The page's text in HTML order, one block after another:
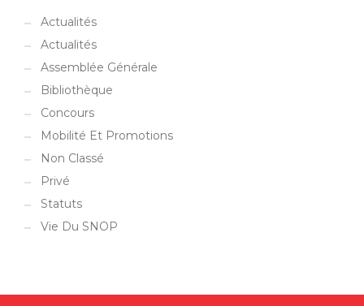
Actualités
Actualités
Assemblée Générale
Bibliothèque
Concours
Mobilité Et Promotions
Non Classé
Privé
Statuts
Vie Du SNOP